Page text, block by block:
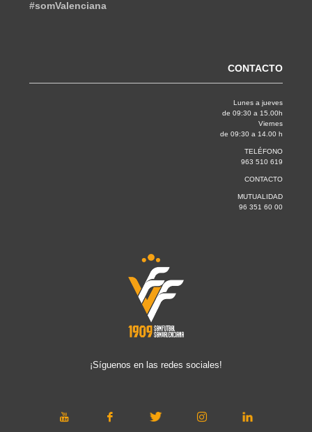
#somValenciana
CONTACTO
Lunes a jueves
de 09:30 a 15.00h
Viernes
de 09:30 a 14.00 h
TELÉFONO
963 510 619
CONTACTO
MUTUALIDAD
96 351 60 00
¡Síguenos en las redes sociales!